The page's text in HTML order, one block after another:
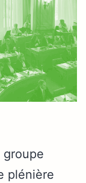
plénière